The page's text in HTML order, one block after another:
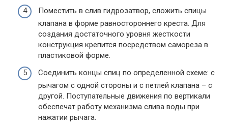
Поместить в слив гидрозатвор, сложить спицы
клапана в форме равностороннего креста. Для
создания достаточного уровня жесткости
конструкция крепится посредством самореза в
пластиковой форме.
Соединить концы спиц по определенной схеме: с
рычагом с одной стороны и с петлей клапана – с
другой. Поступательные движения по вертикали
обеспечат работу механизма слива воды при
нажатии рычага.